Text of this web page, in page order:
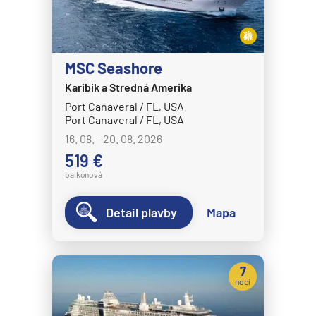
HANSEATIC nature
HANSEATIC spirit
MS Bremen
MS Europa
MS Europa 2
MS Eurodam
MS Koningsdam
MS Nieuw Amsterdam
MS Nieuw Statendam
MS Oosterdam
MS Rotterdam
MSC Seashore
Karibik a Stredná Amerika
Port Canaveral / FL, USA
Port Canaveral / FL, USA
16. 08. - 20. 08. 2026
519 €
balkónová
Detail plavby Mapa
7
nocí